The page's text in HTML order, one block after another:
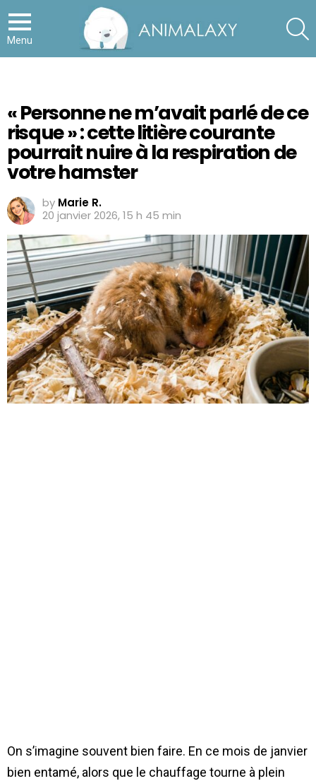
Menu
« Personne ne m’avait parlé de ce
risque » : cette litière courante
pourrait nuire à la respiration de
votre hamster
by Marie R.
20 janvier 2026, 15 h 45 min
On s’imagine souvent bien faire. En ce mois de janvier
bien entamé, alors que le chauffage tourne à plein